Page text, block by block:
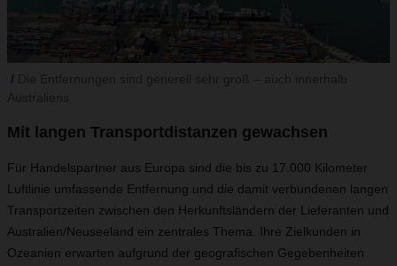
Mit langen Transportdistanzen gewachsen
Für Handelspartner aus Europa sind die bis zu 17.000 Kilometer
Luftlinie umfassende Entfernung und die damit verbundenen langen
Transportzeiten zwischen den Herkunftsländern der Lieferanten und
Australien/Neuseeland ein zentrales Thema. Ihre Zielkunden in
Ozeanien erwarten aufgrund der geografischen Gegebenheiten